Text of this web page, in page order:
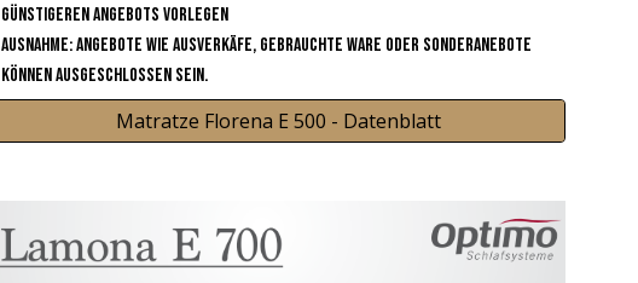
günstigeren Angebots vorlegen
Ausnahme: Angebote wie Ausverkäfe, gebrauchte Ware oder Sonderanebote
können ausgeschlossen sein.
Matratze Florena E 500 - Datenblatt